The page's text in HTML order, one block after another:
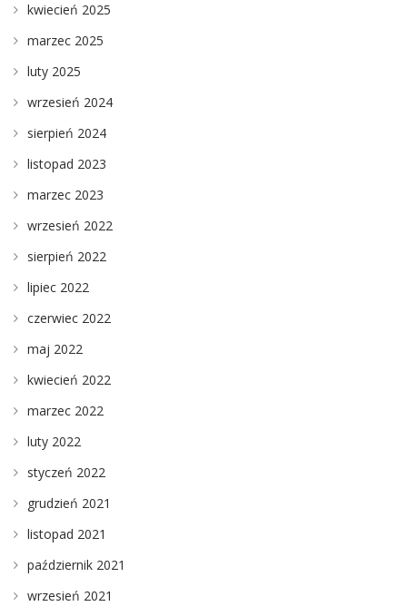
kwiecień 2025
marzec 2025
luty 2025
wrzesień 2024
sierpień 2024
listopad 2023
marzec 2023
wrzesień 2022
sierpień 2022
lipiec 2022
czerwiec 2022
maj 2022
kwiecień 2022
marzec 2022
luty 2022
styczeń 2022
grudzień 2021
listopad 2021
październik 2021
wrzesień 2021